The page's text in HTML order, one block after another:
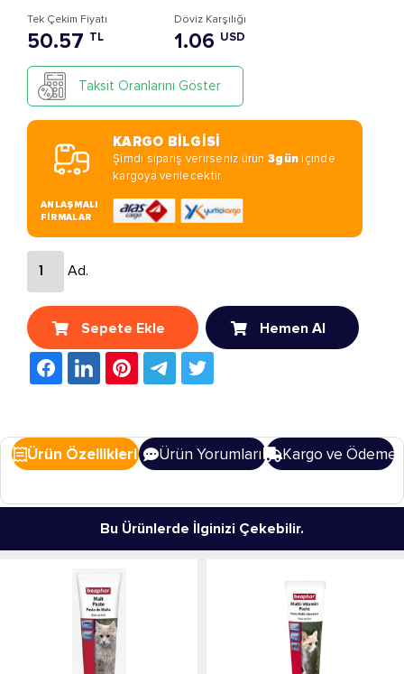
Tek Çekim Fiyatı
50.57 TL
Döviz Karşılığı
1.06 USD
Taksit Oranlarını Göster
KARGO BİLGİSİ
Şimdi sipariş verirseniz ürün 3güniçinde
kargoya verilecektir.
ANLAŞMALI
FİRMALAR
Ad.
Sepete Ekle Hemen Al
Ürün Özellikleri Ürün Yorumları Kargo ve Ödeme
Bu Ürünlerde İlginizi Çekebilir.